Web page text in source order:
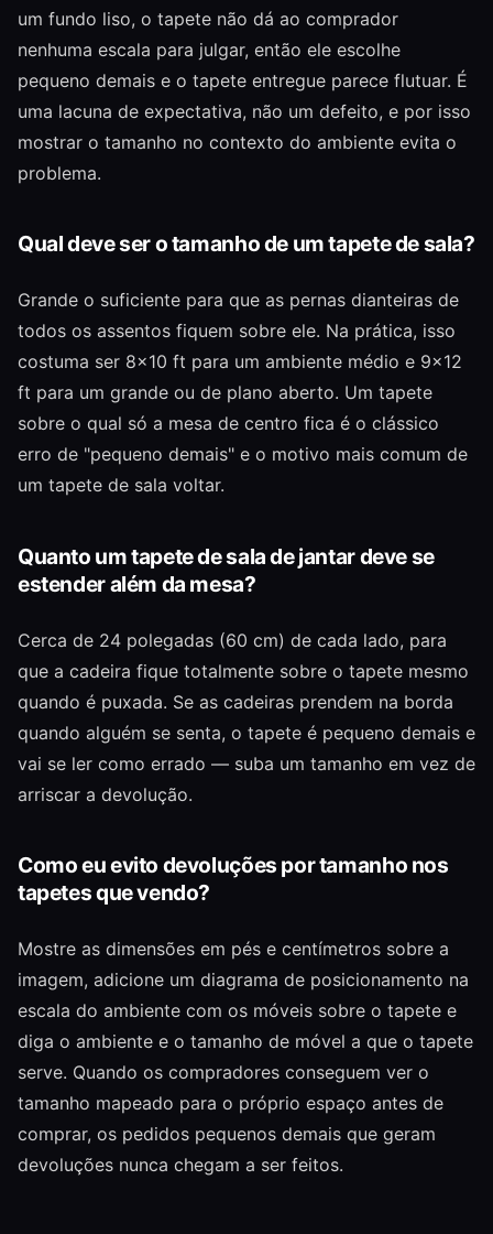
um fundo liso, o tapete não dá ao comprador
nenhuma escala para julgar, então ele escolhe
pequeno demais e o tapete entregue parece flutuar. É
uma lacuna de expectativa, não um defeito, e por isso
mostrar o tamanho no contexto do ambiente evita o
problema.
Qual deve ser o tamanho de um tapete de sala?
Grande o suficiente para que as pernas dianteiras de
todos os assentos fiquem sobre ele. Na prática, isso
costuma ser 8×10 ft para um ambiente médio e 9×12
ft para um grande ou de plano aberto. Um tapete
sobre o qual só a mesa de centro fica é o clássico
erro de "pequeno demais" e o motivo mais comum de
um tapete de sala voltar.
Quanto um tapete de sala de jantar deve se
estender além da mesa?
Cerca de 24 polegadas (60 cm) de cada lado, para
que a cadeira fique totalmente sobre o tapete mesmo
quando é puxada. Se as cadeiras prendem na borda
quando alguém se senta, o tapete é pequeno demais e
vai se ler como errado — suba um tamanho em vez de
arriscar a devolução.
Como eu evito devoluções por tamanho nos
tapetes que vendo?
Mostre as dimensões em pés e centímetros sobre a
imagem, adicione um diagrama de posicionamento na
escala do ambiente com os móveis sobre o tapete e
diga o ambiente e o tamanho de móvel a que o tapete
serve. Quando os compradores conseguem ver o
tamanho mapeado para o próprio espaço antes de
comprar, os pedidos pequenos demais que geram
devoluções nunca chegam a ser feitos.